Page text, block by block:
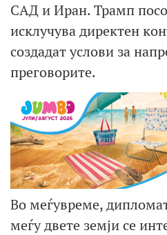
САД и Иран. Трамп
исклучува директен
создадат услови за
преговорите.
Во меѓувреме,
меѓу двете земји се